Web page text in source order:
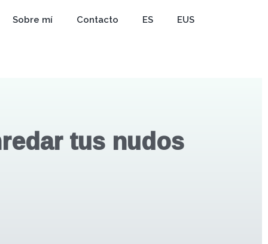
Sobre mí Contacto ES EUS
tus nudos